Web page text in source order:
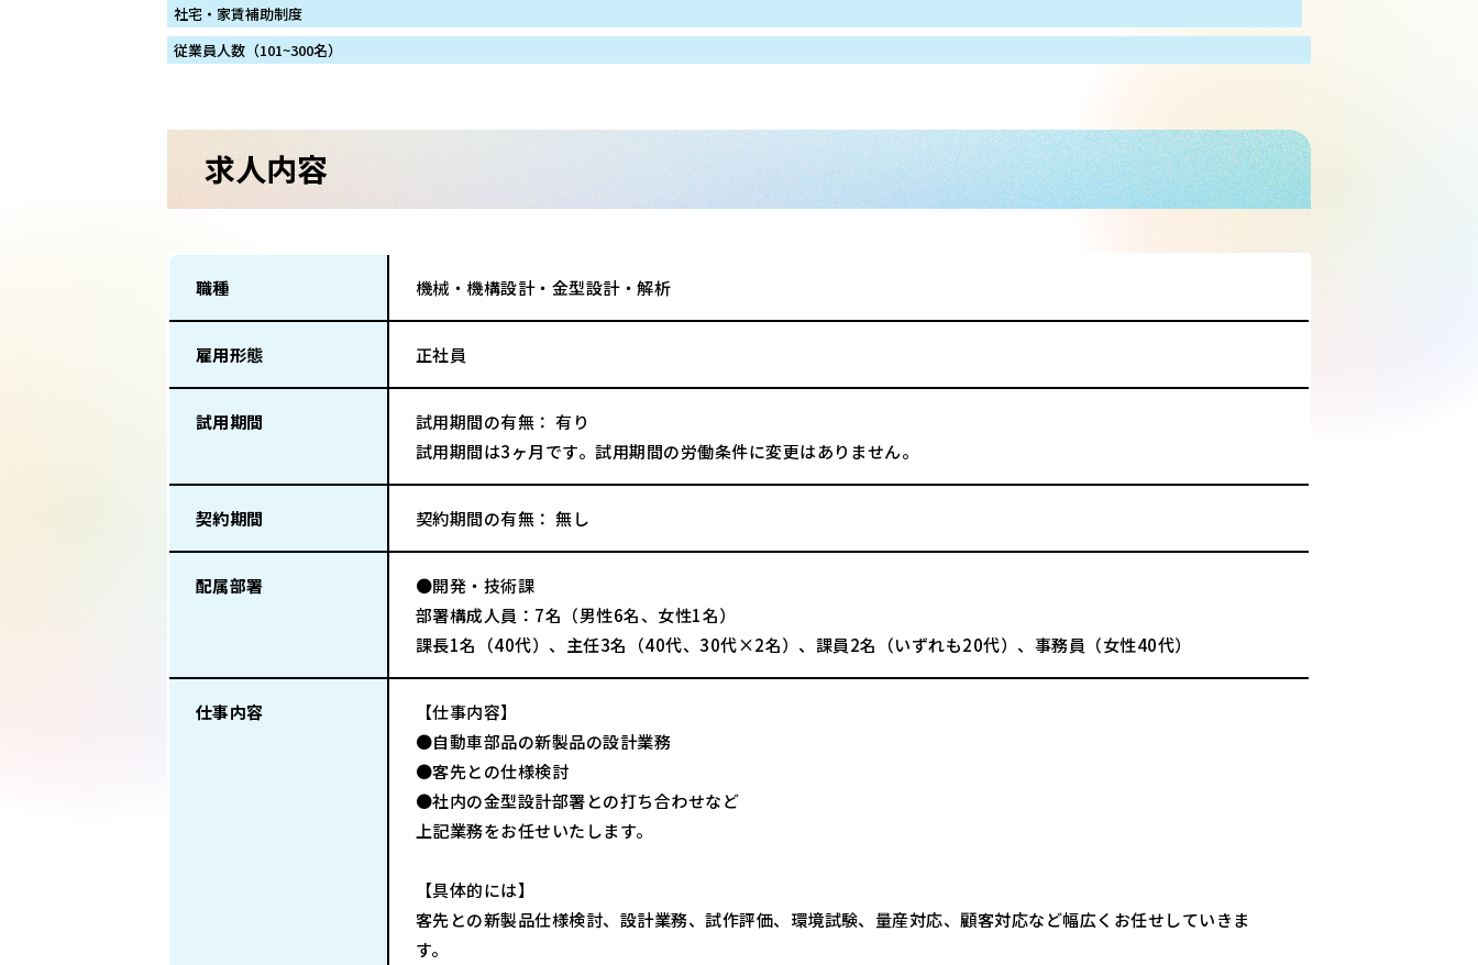
社宅・家賃補助制度
従業員人数（101~300名）
求人内容
職種 機械・機構設計・金型設計・解析
雇用形態 正社員
試用期間
試用期間の有無： 有り
試用期間は3ヶ月です。試用期間の労働条件に変更はありません。
契約期間 契約期間の有無： 無し
配属部署
●開発・技術課
部署構成人員：7名（男性6名、女性1名）
課長1名（40代）、主任3名（40代、30代×2名）、課員2名（いずれも20代）、事務員（女性40代）
仕事内容
【仕事内容】
●自動車部品の新製品の設計業務
●客先との仕様検討
●社内の金型設計部署との打ち合わせなど
上記業務をお任せいたします。
【具体的には】
客先との新製品仕様検討、設計業務、試作評価、環境試験、量産対応、顧客対応など幅広くお任せしていきま
す。